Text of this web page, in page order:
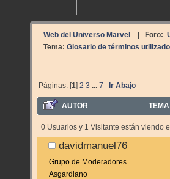
Web del Universo Marvel | Foro:
Tema: Glosario de términos
Páginas: [1]2 3 ...7 Ir Abajo
AUTOR
0 Usuarios y 1 Visitante están viendo
davidmanuel76
Grupo de Moderadores
Asgardiano